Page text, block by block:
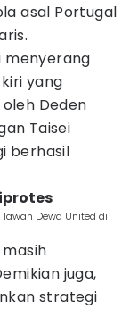
asal Portugal
menyerang
yang
Deden
Taisei
berhasil
Dewa United di
juga,
strategi